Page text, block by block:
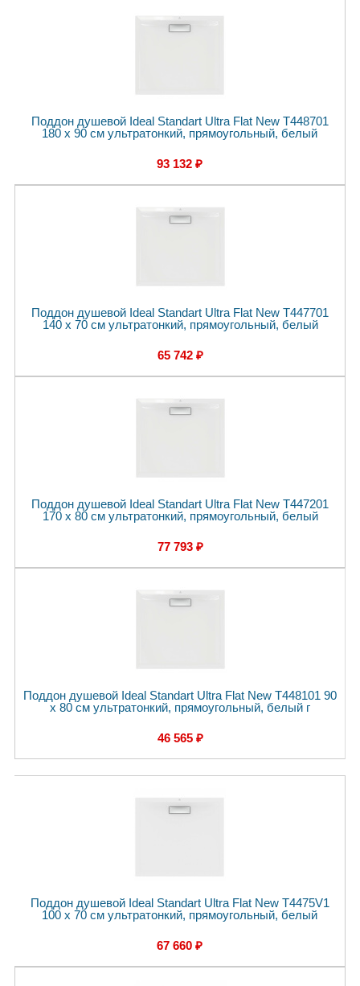
Поддон душевой Ideal Standart Ultra Flat New T448701
180 x 90 см ультратонкий, прямоугольный, белый
93 132 ₽
Поддон душевой Ideal Standart Ultra Flat New T447701
140 x 70 см ультратонкий, прямоугольный, белый
65 742 ₽
Поддон душевой Ideal Standart Ultra Flat New T447201
170 x 80 см ультратонкий, прямоугольный, белый
77 793 ₽
Поддон душевой Ideal Standart Ultra Flat New T448101 90
x 80 см ультратонкий, прямоугольный, белый г
46 565 ₽
Поддон душевой Ideal Standart Ultra Flat New T4475V1
100 x 70 см ультратонкий, прямоугольный, белый
67 660 ₽